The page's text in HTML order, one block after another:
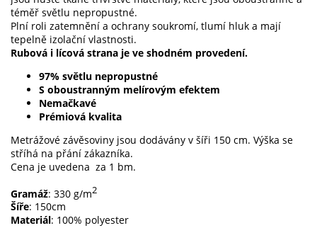
téměř světlu nepropustné.
Plní roli zatemnění a ochrany soukromí, tlumí hluk a mají
tepelně izolační vlastnosti.
Rubová i lícová strana je ve shodném provedení.
97% světlu nepropustné
S oboustranným melírovým efektem
Nemačkavé
Prémiová kvalita
Metrážové závěsoviny jsou dodávány v šíři 150 cm. Výška se
stříhá na přání zákazníka.
Cena je uvedena za 1 bm.
Gramáž: 330 g/m2
Šíře: 150cm
Materiál: 100% polyester